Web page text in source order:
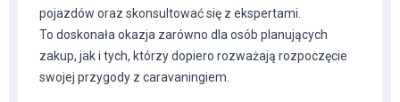
pojazdów oraz skonsultować się z ekspertami.
To doskonała okazja zarówno dla osób planujących
zakup, jak i tych, którzy dopiero rozważają rozpoczęcie
swojej przygody z caravaningiem.